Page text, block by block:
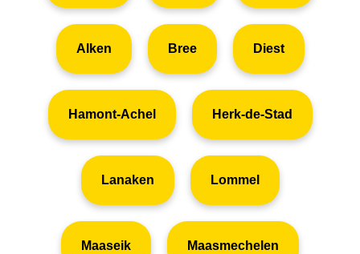
Alken Bree Diest
Hamont-Achel Herk-de-Stad
Lanaken Lommel
Maaseik Maasmechelen